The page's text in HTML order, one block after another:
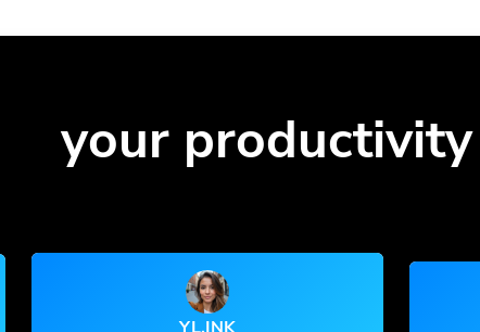
your productivity